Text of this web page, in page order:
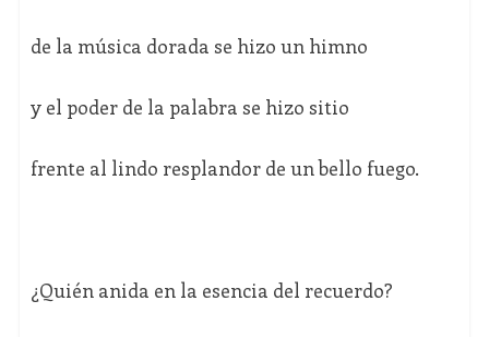
de la música dorada se hizo un himno
y el poder de la palabra se hizo sitio
frente al lindo resplandor de un bello fuego.
¿Quién anida en la esencia del recuerdo?